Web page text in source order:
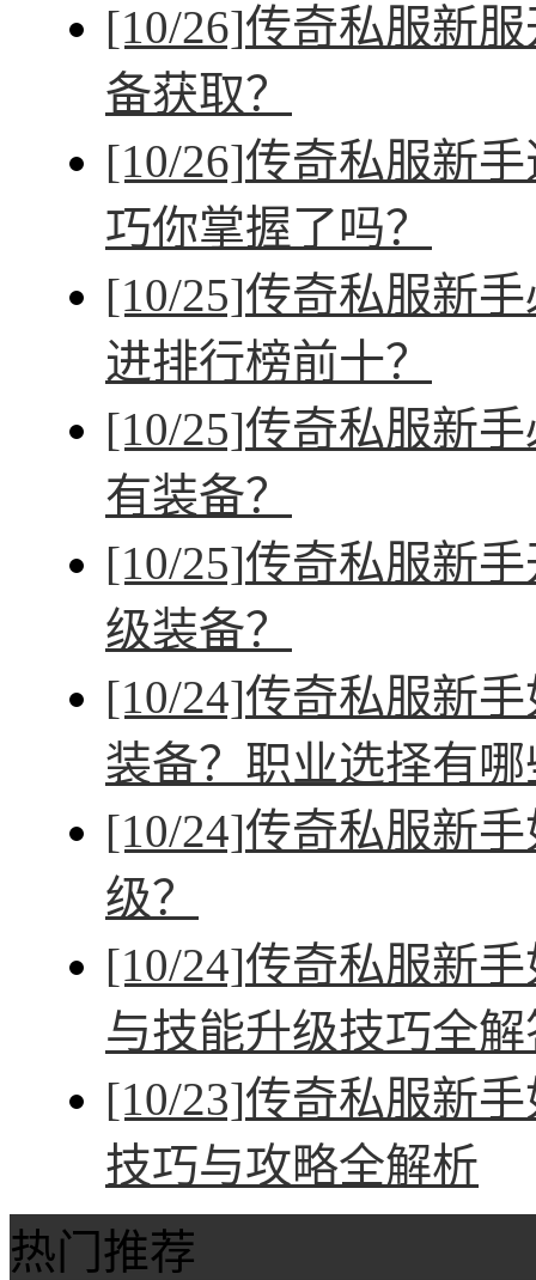
[10/26]传奇私服新
备获取？
[10/26]传奇私服新
巧你掌握了吗？
[10/25]传奇私服新
进排行榜前十？
[10/25]传奇私服新
有装备？
[10/25]传奇私服新
级装备？
[10/24]传奇私服新
装备？职业选择有
[10/24]传奇私服新
级？
[10/24]传奇私服新
与技能升级技巧全解
[10/23]传奇私服新
技巧与攻略全解析
热门推荐